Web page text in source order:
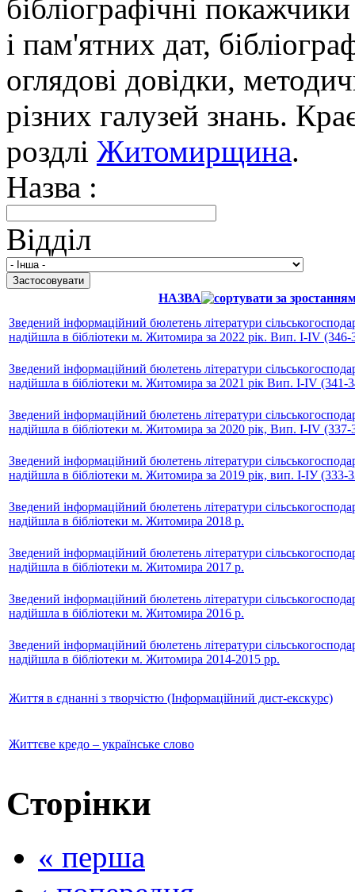
бібліографічні
і пам'ятних дат,
оглядові довідки,
різних галузей знань.
роздлі Житомирщина.
Назва :
Відділ
НАЗВА
Зведений інформаційний бюлетень літератури
надійшла в бібліотеки м. Житомира за 2022 рік. Вип. I-IV (346-
Зведений інформаційний бюлетень літератури
надійшла в бібліотеки м. Житомира за 2021 рік Вип. І-ІV (341-
Зведений інформаційний бюлетень літератури
надійшла в бібліотеки м. Житомира за 2020 рік, Вип. І-ІV (337-
Зведений інформаційний бюлетень літератури
надійшла в бібліотеки м. Житомира за 2019 рік, вип. І-ІУ (333-
Зведений інформаційний бюлетень літератури
надійшла в бібліотеки м. Житомира 2018 р.
Зведений інформаційний бюлетень літератури
надійшла в бібліотеки м. Житомира 2017 р.
Зведений інформаційний бюлетень літератури
надійшла в бібліотеки м. Житомира 2016 р.
Зведений інформаційний бюлетень літератури
надійшла в бібліотеки м. Житомира 2014-2015 рр.
Життя в єднанні з творчістю (Інформаційний дист-екскурс)
Життєве кредо – українське слово
Сторінки
« перша